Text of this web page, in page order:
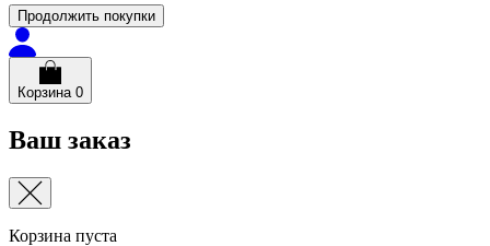
Продолжить покупки
Корзина 0
Ваш заказ
Корзина пуста